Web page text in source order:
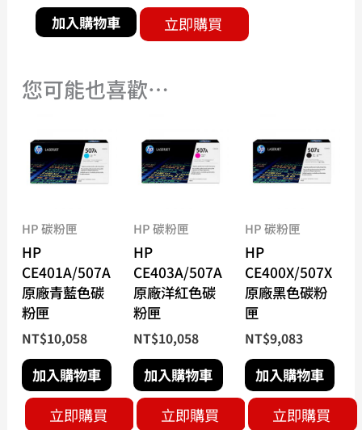
加入購物車 立即購買
您可能也喜歡…
HP 碳粉匣
HP
CE401A/507A
原廠青藍色碳
粉匣
NT$10,058
加入購物車
立即購買
HP 碳粉匣
HP
CE403A/507A
原廠洋紅色碳
粉匣
NT$10,058
加入購物車
立即購買
HP 碳粉匣
HP
CE400X/507X
原廠黑色碳粉
匣
NT$9,083
加入購物車
立即購買